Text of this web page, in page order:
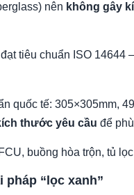
nên không gây
tiêu chuẩn ISO 14644
quốc tế: 305×305mm,
thước yêu cầu để
buồng hòa trộn, tủ
pháp “lọc xanh”